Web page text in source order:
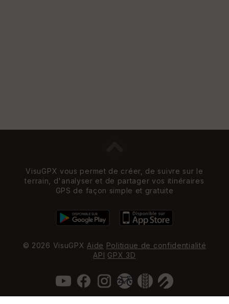
VisuGPX vous permet de créer, de suivre sur le
terrain, d'analyser et de partager vos itinéraires
GPS de façon simple et gratuite
© 2026 VisuGPX Aide Politique de confidentialité
API GPX 3D